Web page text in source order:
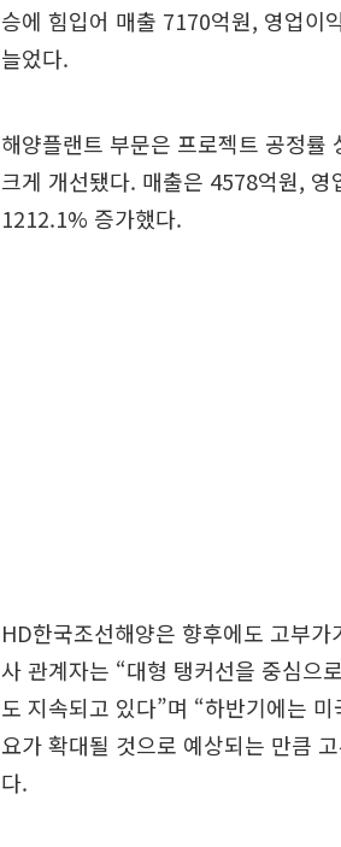
승에 힘입어 매출 7170억원, 영업
늘었다.
해양플랜트 부문은 프로젝트 공정률
크게 개선됐다. 매출은 4578억원,
1212.1% 증가했다.
HD한국조선해양은 향후에도 고부
사 관계자는 “대형 탱커선을 중심으
도 지속되고 있다”며 “하반기에는
요가 확대될 것으로 예상되는 만큼
다.